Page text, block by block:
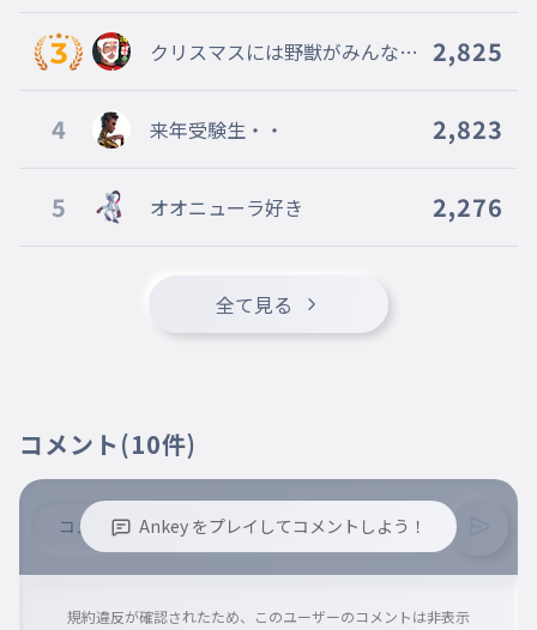
11
fjfjfjfjfjfjfjfjfjfjfj
12
013
FJFJFJFJFJFJFJFJFJFJFJFJFJ
fjfjfjfjfjfjfjfjfjfjfj
FJFJFJFJFJFJFJFJFJFJFFJFJFJFJFJ
15
016
FJFJFJFJFJFJFJFJFJFJFJFJFJFJFJFJ
fjfjfjfjfjfjfjfjfjfjfjfjfjfj
16
017 fjfjfjfjfjfjfjfjfjfjfjfjfjfjfj
クリスマスには野獣がみんなの
2,825
4 来年受験生・・ 2,823
5 オオニューラ好き 2,276
全て見る
コメント (10件)
Ankey をプレイしてコメントしよう！
規約違反が確認されたため、このユーザーのコメントは非表示